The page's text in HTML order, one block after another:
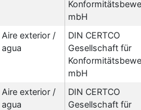
mbH
Aire exterior /
agua
DIN CERTCO
Gesellschaft für
mbH
Aire exterior /
agua
DIN CERTCO
Gesellschaft für